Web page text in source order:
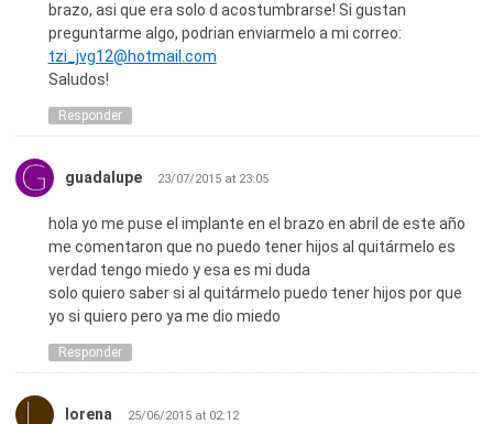
brazo, asi que era solo d acostumbrarse! Si gustan
preguntarme algo, podrian enviarmelo a mi correo:
tzi_jvg12@hotmail.com
Saludos!
Responder
guadalupe 23/07/2015 at 23:05
hola yo me puse el implante en el brazo en abril de este año
me comentaron que no puedo tener hijos al quitármelo es
verdad tengo miedo y esa es mi duda
solo quiero saber si al quitármelo puedo tener hijos por que
yo si quiero pero ya me dio miedo
Responder
lorena 25/06/2015 at 02:12